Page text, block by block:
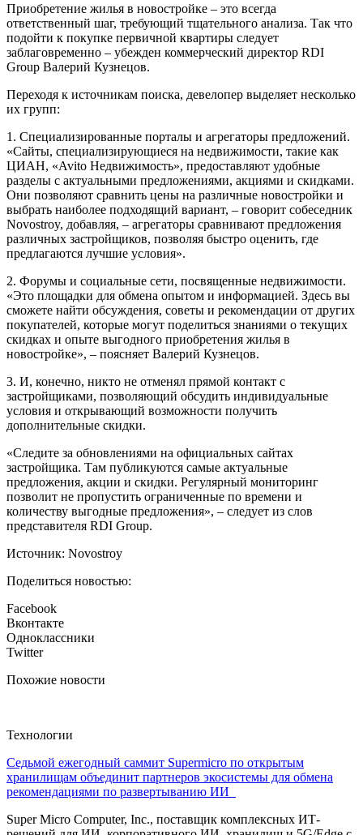
Приобретение жилья в новостройке – это всегда
ответственный шаг, требующий тщательного анализа. Так что
подойти к покупке первичной квартиры следует
заблаговременно – убежден коммерческий директор RDI
Group Валерий Кузнецов.
Переходя к источникам поиска, девелопер выделяет несколько
их групп:
1. Специализированные порталы и агрегаторы предложений.
«Сайты, специализирующиеся на недвижимости, такие как
ЦИАН, «Avito Недвижимость», предоставляют удобные
разделы с актуальными предложениями, акциями и скидками.
Они позволяют сравнить цены на различные новостройки и
выбрать наиболее подходящий вариант, – говорит собеседник
Novostroy, добавляя, – агрегаторы сравнивают предложения
различных застройщиков, позволяя быстро оценить, где
предлагаются лучшие условия».
2. Форумы и социальные сети, посвященные недвижимости.
«Это площадки для обмена опытом и информацией. Здесь вы
сможете найти обсуждения, советы и рекомендации от других
покупателей, которые могут поделиться знаниями о текущих
скидках и опыте выгодного приобретения жилья в
новостройке», – поясняет Валерий Кузнецов.
3. И, конечно, никто не отменял прямой контакт с
застройщиками, позволяющий обсудить индивидуальные
условия и открывающий возможности получить
дополнительные скидки.
«Следите за обновлениями на официальных сайтах
застройщика. Там публикуются самые актуальные
предложения, акции и скидки. Регулярный мониторинг
позволит не пропустить ограниченные по времени и
количеству выгодные предложения», – следует из слов
представителя RDI Group.
Источник: Novostroy
Поделиться новостью:
Facebook
Вконтакте
Одноклассники
Twitter
Похожие новости
Технологии
Седьмой ежегодный саммит Supermicro по открытым
хранилищам объединит партнеров экосистемы для обмена
рекомендациями по развертыванию ИИ
Super Micro Computer, Inc., поставщик комплексных ИТ-